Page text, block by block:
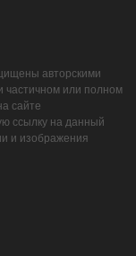
авторскими
частичном или полном
сайте
ссылку на данный
и изображения